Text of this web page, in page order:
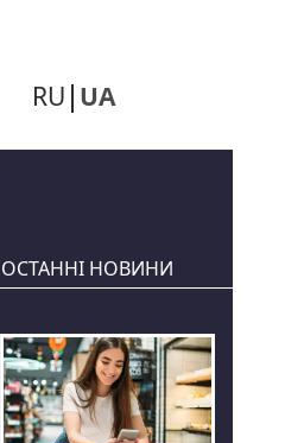
RU UA
ОСТАННІ НОВИНИ